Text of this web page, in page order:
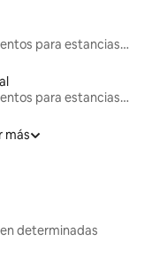
Alojamientos para estancias largas
Alojamientos para estancias largas
más
determinadas